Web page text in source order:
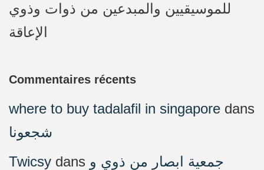
للموسيقيين والمبدعين من ذوات وذوي
الإعاقة
Commentaires récents
where to buy tadalafil in singapore dans
شجعونا
Twicsy dans جمعية ابصار من ذوي و